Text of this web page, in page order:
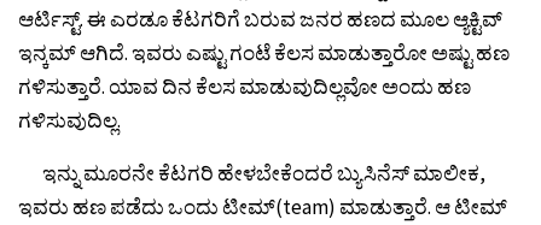
ಆರ್ಟಿಸ್ಟ್. ಈ ಎರಡೂ ಕೆಟಗರಿಗೆ ಬರುವ ಜನರ ಹಣದ ಮೂಲ ಆ್ಯಕ್ಟಿವ್
ಇನ್ಕಮ್ ಆಗಿದೆ. ಇವರು ಎಷ್ಟು ಗಂಟೆ ಕೆಲಸ ಮಾಡುತ್ತಾರೋ ಅಷ್ಟು ಹಣ
ಗಳಿಸುತ್ತಾರೆ. ಯಾವ ದಿನ ಕೆಲಸ ಮಾಡುವುದಿಲ್ಲವೋ ಅಂದು ಹಣ
ಗಳಿಸುವುದಿಲ್ಲ.
ಇನ್ನು ಮೂರನೇ ಕೆಟಗರಿ ಹೇಳಬೇಕೆಂದರೆ ಬ್ಯುಸಿನೆಸ್ ಮಾಲೀಕ,
ಇವರು ಹಣ ಪಡೆದು ಒಂದು ಟೀಮ್(team) ಮಾಡುತ್ತಾರೆ. ಆ ಟೀಮ್